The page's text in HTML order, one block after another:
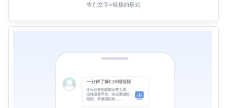
告别文字+链接的形式